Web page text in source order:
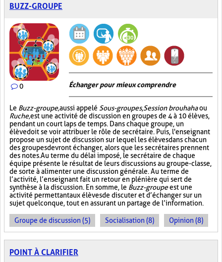
BUZZ-GROUPE
0 Échanger pour mieux comprendre
Le Buzz-groupe,aussi appelé Sous-groupes,Session brouhahaou
Ruche,est une activité de discussion en groupes de 4 à 10 élèves,
pendant un court laps de temps. Dans chaque groupe, un
élève doit se voir attribuer le rôle de secrétaire. Puis, l'enseignant
propose un sujet de discussion sur lequel les élèves dans chacun
des groupes devront échanger, alors que les secrétaires prennent
des notes. Au terme du délai imposé, le secrétaire de chaque
équipe présente le résultat de leurs discussions au groupe-classe,
de sorte à alimenter une discussion générale. Au terme de
l’activité, l’enseignant fait un retour en plénière qui sert de
synthèse à la discussion. En somme, le Buzz-groupeest une
activité permettant aux élèves de discuter et d’échanger sur un
sujet quelconque, tout en assurant un partage de l’information.
Groupe de discussion (5) Socialisation (8) Opinion (8)
POINT À CLARIFIER